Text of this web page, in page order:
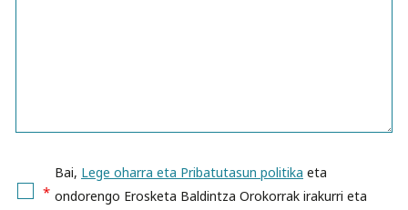
*
Bai, Lege oharra eta Pribatutasun politika eta
ondorengo Erosketa Baldintza Orokorrak irakurri eta